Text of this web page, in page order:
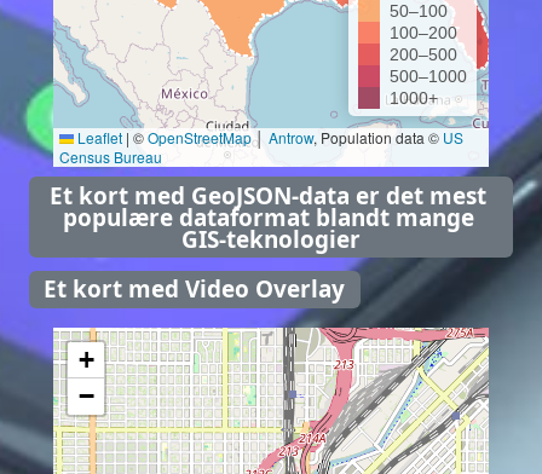
50–100
100–200
200–500
500–1000
1000+
Leaflet | ©OpenStreetMap│ Antrow, Population data © US
Census Bureau
Et kort med GeoJSON-data er det mest
populære dataformat blandt mange
GIS-teknologier
Et kort med Video Overlay
+
−